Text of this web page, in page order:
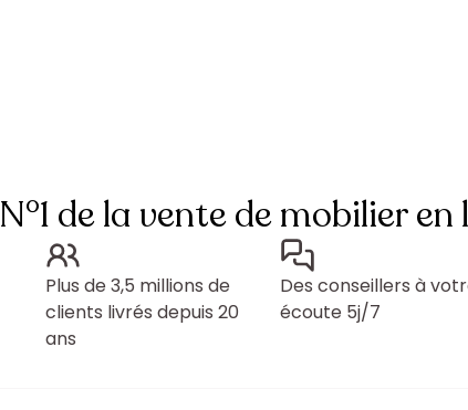
N°1 de la vente de mobilier en
Plus de 3,5 millions de
clients livrés depuis 20
ans
Des conseillers à
écoute 5j/7